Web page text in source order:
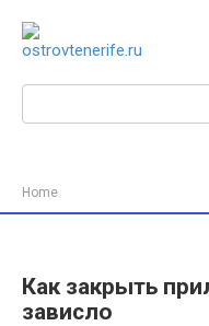
контенту
Поиск:
Home
Как закрыть
зависло